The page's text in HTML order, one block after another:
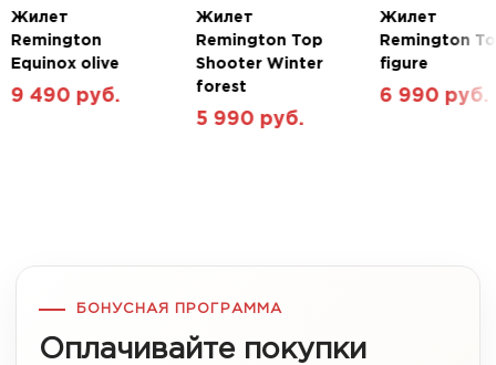
Жилет
Remington
Equinox olive
9 490 руб.
Жилет
Remington Top
Shooter Winter
forest
5 990 руб.
Жилет
Remington
figure
6 990 руб.
БОНУСНАЯ ПРОГРАММА
Оплачивайте покупки